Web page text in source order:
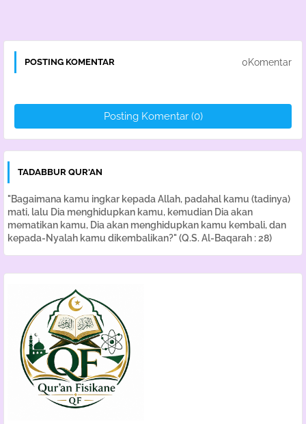
POSTING KOMENTAR 0Komentar
Posting Komentar (0)
TADABBUR QUR'AN
"Bagaimana kamu ingkar kepada Allah, padahal kamu (tadinya)
mati, lalu Dia menghidupkan kamu, kemudian Dia akan
mematikan kamu, Dia akan menghidupkan kamu kembali, dan
kepada-Nyalah kamu dikembalikan?" (Q.S. Al-Baqarah : 28)